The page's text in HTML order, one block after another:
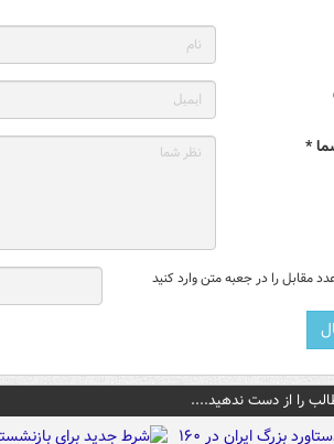
*
مقابل را در جعبه متن وارد کنید
را از دست ندهید....